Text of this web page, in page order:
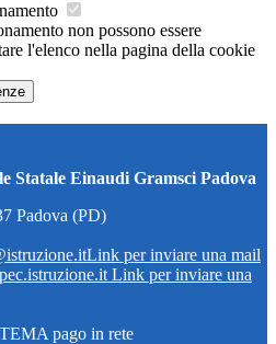
non possono essere
l'elenco nella pagina della cookie
Statale Einaudi Gramsci Padova
Padova (PD)
Link per inviare una mail
Link per inviare una
pago in rete